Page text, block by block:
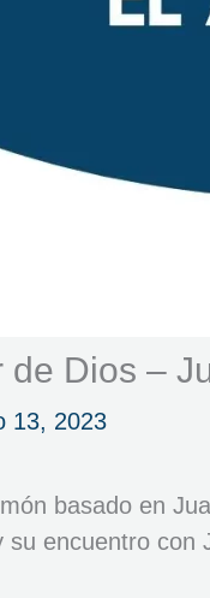
de Dios –
13, 2023
basado en
su encuentro con